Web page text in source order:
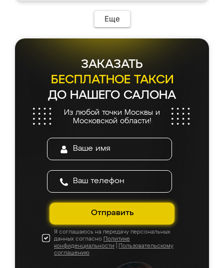
Еще
ЗАКАЗАТЬ
БЕСПЛАТНОЕ ТАКСИ
ДО НАШЕГО САЛОНА
Из любой точки Москвы и
Московской области!
Отправить
Я соглашаюсь на передачу персональных
данных согласно Политике
конфиденциальности
Пользовательскому
соглашению